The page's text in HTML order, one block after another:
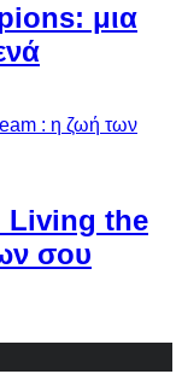
μια
Living the
σου